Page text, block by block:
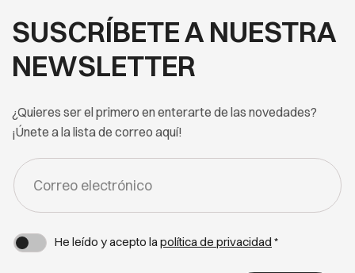
SUSCRÍBETE A NUESTRA
NEWSLETTER
¿Quieres ser el primero en enterarte de las novedades?
¡Únete a la lista de correo aquí!
FORM
NEWSLETTER
He leído y acepto lapolítica de privacidad *